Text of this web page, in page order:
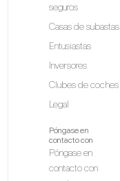
seguros
Casas de subastas
Entusiastas
Inversores
Clubes de coches
Legal
Póngase en
contacto con
Póngase en
contacto con